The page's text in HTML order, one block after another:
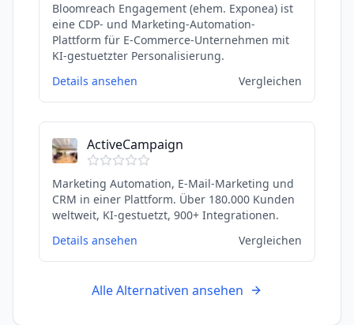
Bloomreach Engagement (ehem. Exponea) ist
eine CDP- und Marketing-Automation-
Plattform für E-Commerce-Unternehmen mit
KI-gestuetzter Personalisierung.
Details ansehen
Vergleichen
ActiveCampaign
Marketing Automation, E-Mail-Marketing und
CRM in einer Plattform. Über 180.000 Kunden
weltweit, KI-gestuetzt, 900+ Integrationen.
Details ansehen
Vergleichen
Alle Alternativen ansehen